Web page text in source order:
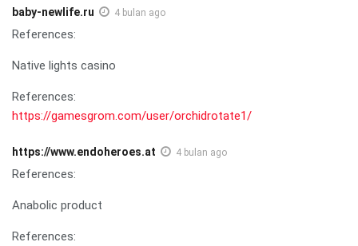
baby-newlife.ru 4 bulan ago
References:
Native lights casino
References:
https://gamesgrom.com/user/orchidrotate1/
https://www.endoheroes.at 4 bulan ago
References:
Anabolic product
References: